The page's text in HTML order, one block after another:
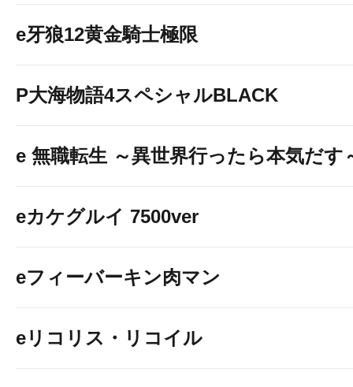
e牙狼12黄金騎士極限
P大海物語4スペシャルBLACK
e 無職転生 ～異世界行ったら本気だす
eカケグルイ 7500ver
eフィーバーキン肉マン
eリコリス・リコイル